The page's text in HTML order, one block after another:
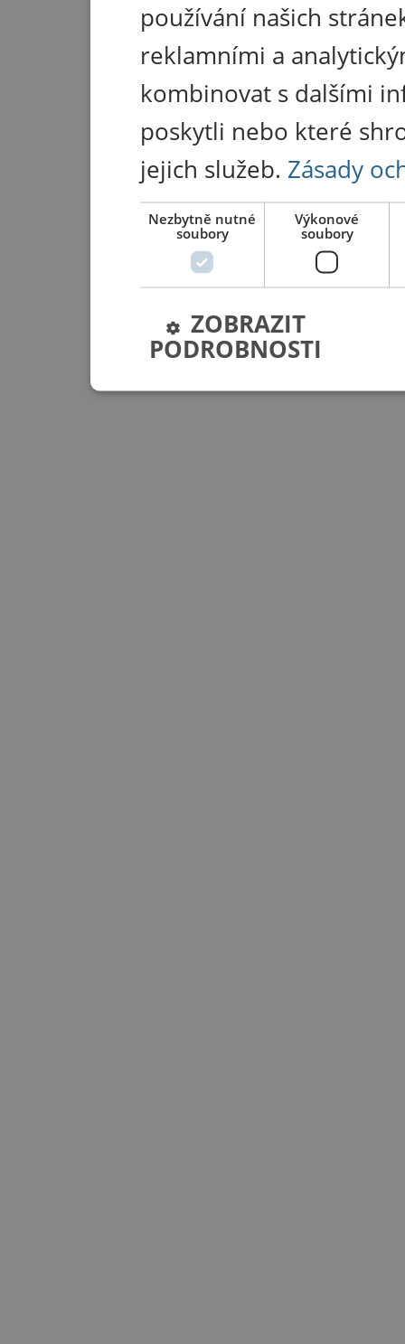
používání našich
reklamními a
kombinovat s dalšími
poskytli nebo které
jejich služeb. Zásady
Nezbytně nutné
soubory
Výkonové
soubory
ZOBRAZIT
PODROBNOSTI